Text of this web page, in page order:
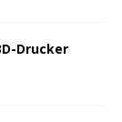
Drucker